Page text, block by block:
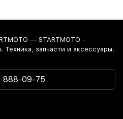
— STARTMOTO -
Техника, запчасти и аксессуары.
888-09-75